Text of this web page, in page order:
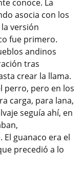
conoce. La
asocia con los
versión
fue primero.
andinos
tras
crear la llama.
perro, pero en los
carga, para lana,
seguía ahí, en
guanaco era el
precedió a lo